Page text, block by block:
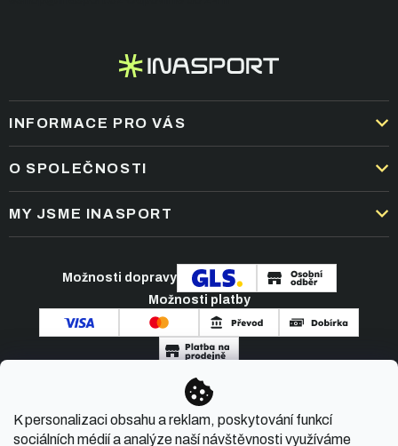
K personalizaci obsahu a reklam, poskytování funkcí
sociálních médií a analýze naší návštěvnosti využíváme
INFORMACE PRO VÁS
DOPRAVA A PLATBA
OBCHODNÍ PODMÍNKY
REKLAMACE A VRÁCENÍ ZBOŽÍ
PODMÍNKY AKCÍ
O SPOLEČNOSTI
KARIÉRA
NEJČASTĚJŠÍ OTÁZKY
MY JSME INASPORT
ČLÁNKY A NOVINKY
KONTAKT
Možnosti dopravy
Možnosti platby
Copyright 2026INASPORT.CZ. Všechna práva
vyhrazena.